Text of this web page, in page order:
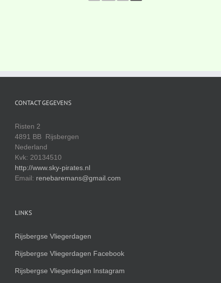
CONTACT GEGEVENS
Risten 2
4891 BB Rijsbergen
Nederland
Kvk: 20134510
http://www.sky-pirates.nl
Email: renebaremans@gmail.com
LINKS
Rijsbergse Vliegerdagen
Rijsbergse Vliegerdagen Facebook
Rijsbergse Vliegerdagen Instagram